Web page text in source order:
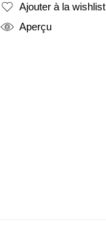
Ajouter à la wishlist
Produit ajouté
Aperçu